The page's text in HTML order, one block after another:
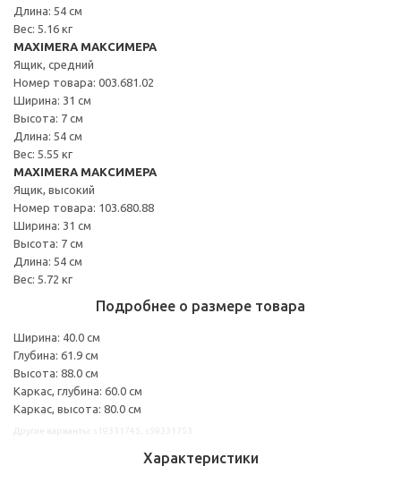
Длина: 54 см
Вес: 5.16 кг
MAXIMERA МАКСИМЕРА
Ящик, средний
Номер товара: 003.681.02
Ширина: 31 см
Высота: 7 см
Длина: 54 см
Вес: 5.55 кг
MAXIMERA МАКСИМЕРА
Ящик, высокий
Номер товара: 103.680.88
Ширина: 31 см
Высота: 7 см
Длина: 54 см
Вес: 5.72 кг
Подробнее о размере товара
Ширина: 40.0 см
Глубина: 61.9 см
Высота: 88.0 см
Каркас, глубина: 60.0 см
Каркас, высота: 80.0 см
Характеристики